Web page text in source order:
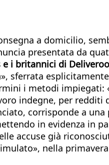
a domicilio,
presentata da
i britannici di Deliveroo
sferrata
i metodi
indegne, per redditi
corrisponde a
in evidenza in
accuse già
nella